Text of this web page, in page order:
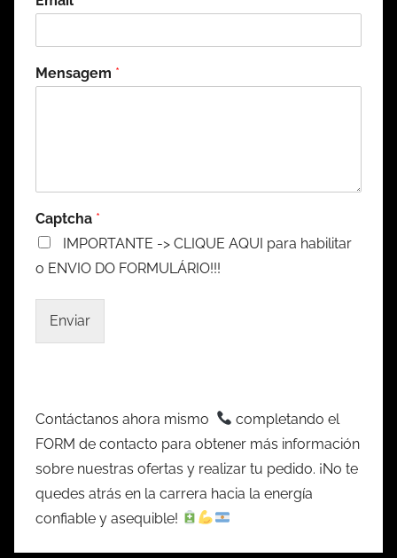
Mensagem *
Captcha *
IMPORTANTE -> CLIQUE AQUI para habilitar
o ENVIO DO FORMULÁRIO!!!
Enviar
Contáctanos ahora mismo
completando el
FORM de contacto para obtener más información
sobre nuestras ofertas y realizar tu pedido. ¡No te
quedes atrás en la carrera hacia la energía
confiable y asequible!